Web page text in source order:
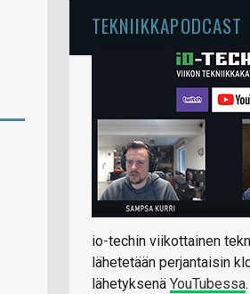
TEKNIIKKAPODCAST
io-techin viikottainen
lähetetään perjantaisin
lähetyksenä YouTubessa